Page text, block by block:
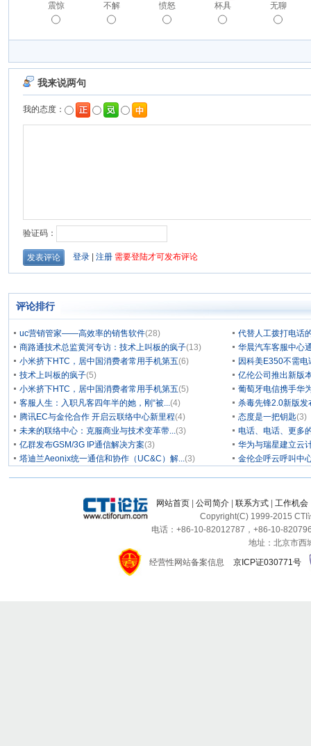
震惊 不解 愤怒 杯具 无聊
评论排行
uc营销管家——高效率的销售软件(28)
代替人工拨打电话
商路通技术总监黄河专访：技术上叫板的疯子(13)
华晨汽车客服中心
小米挤下HTC，居中国消费者常用手机第五(6)
因科美E350不需
技术上叫板的疯子(5)
亿伦公司推出新版
小米挤下HTC，居中国消费者常用手机第五(5)
葡萄牙电信携手华
客服人生：入职凡客四年半的她，刚“被...(4)
杀毒先锋2.0新版发
腾讯EC与金伦合作 开启云联络中心新里程(4) 态度是一把钥匙(3)
未来的联络中心：克服商业与技术变革带...(3)
电话、电话、更多
亿群发布GSM/3G IP通信解决方案(3)
华为与瑞星建立云
塔迪兰Aeonix统一通信和协作（UC&C）解...(3) 金伦企呼云呼叫中
网站首页 公司简介 联系方式 工作机会
Copyright(C) 1999-2015 CTI
电话：+86-10-82012787，+86-10-
地址：北京市西
经营性网站备案信息
京ICP证030771号